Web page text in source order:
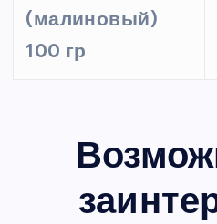
(малиновый)
100 гр